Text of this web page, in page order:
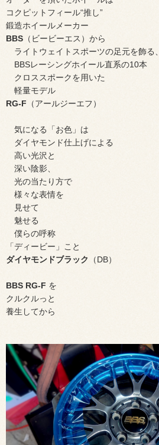
コクピットフィール“推し”
鍛造ホイールメーカー
BBS （ビービーエス）から
ライトウェイトスポーツの足元を飾る、
BBSレーシングホイール直系の10本
クロススポークを用いた
軽量モデル
RG-F （アールジーエフ）
気になる「お色」は
ダイヤモンド仕上げによる
高い光沢と
深い陰影、
光の当たり方で
様々な表情を
見せて
魅せる
僕らの呼称
「ディービー」こと
ダイヤモンドブラック
（DB）
BBS RG-F を
クルクルっと
養生してから